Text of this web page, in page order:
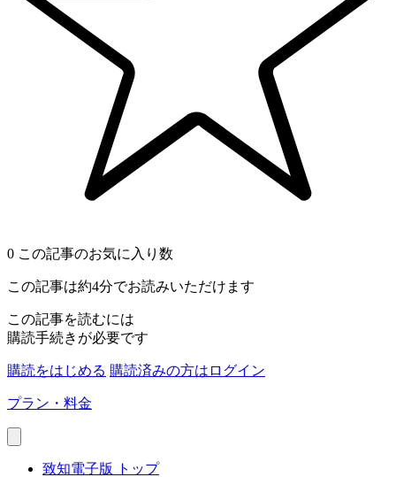
0 この記事のお気に入り数
この記事は約4分でお読みいただけます
この記事を読むには
購読手続きが必要です
購読をはじめる 購読済みの方はログイン
プラン・料金
致知電子版 トップ